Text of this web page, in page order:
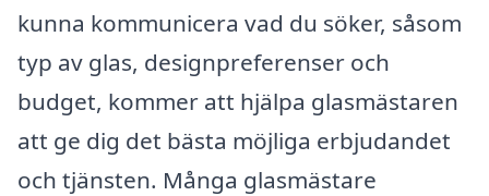
kunna kommunicera vad du söker, såsom
typ av glas, designpreferenser och
budget, kommer att hjälpa glasmästaren
att ge dig det bästa möjliga erbjudandet
och tjänsten. Många glasmästare